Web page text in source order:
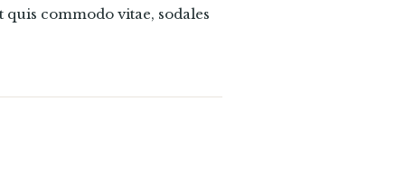
commodo vitae, sodales